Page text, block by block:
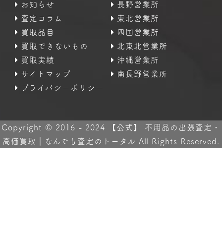
お知らせ
査定コラム
買取品目
買取できないもの
買取実績
サイトマップ
プライバシーポリシー
長野営業所
東北営業所
四国営業所
北東北営業所
沖縄営業所
南長野営業所
Copyright © 2016 - 2024 【公式】 不用品の出張査定・
高価買取｜なんでも査定のトータル All Rights Reserved.